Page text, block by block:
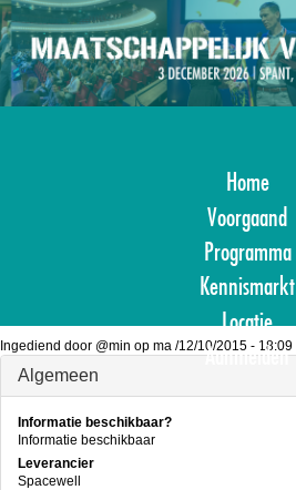
Overslaan
en
naar
de
inhoud
gaan
Home
Voorgaand
Programma
Kennismarkt
Locatie
Aanmelden
Ingediend door @min op ma /12/10/2015 - 18:09
Algemeen
Informatie beschikbaar?
Informatie beschikbaar
Leverancier
Spacewell